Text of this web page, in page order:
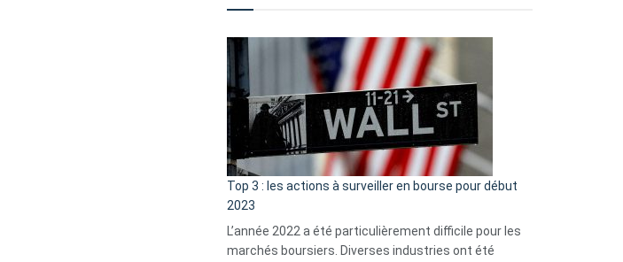
démarrage
courants
et
guide
d’auto-
assistance
Top 3 : les actions à surveiller en bourse pour début
2023
L’année 2022 a été particulièrement difficile pour les
marchés boursiers. Diverses industries ont été